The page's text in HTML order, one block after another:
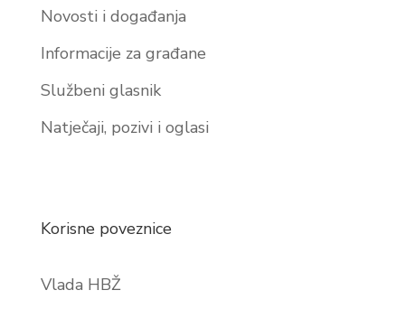
Novosti i događanja
Informacije za građane
Službeni glasnik
Natječaji, pozivi i oglasi
Korisne poveznice
Vlada HBŽ